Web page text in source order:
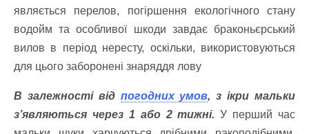
являється перелов, погіршення екологічного стану
водойм та особливої шкоди завдає браконьєрський
вилов в період нересту, оскільки, використовуються
для цього заборонені знаряддя лову
В залежності від погодних умов, з ікри мальки
з’являються через 1 або 2 тижні. У перший час